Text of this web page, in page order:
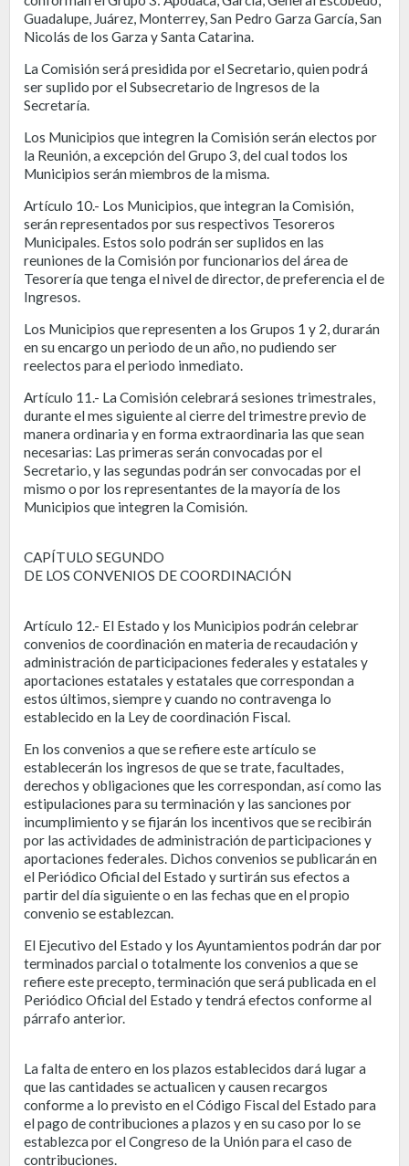
Guadalupe, Juárez, Monterrey, San Pedro Garza García, San
Nicolás de los Garza y Santa Catarina.
La Comisión será presidida por el Secretario, quien podrá
ser suplido por el Subsecretario de Ingresos de la
Secretaría.
Los Municipios que integren la Comisión serán electos por
la Reunión, a excepción del Grupo 3, del cual todos los
Municipios serán miembros de la misma.
Artículo 10.- Los Municipios, que integran la Comisión,
serán representados por sus respectivos Tesoreros
Municipales. Estos solo podrán ser suplidos en las
reuniones de la Comisión por funcionarios del área de
Tesorería que tenga el nivel de director, de preferencia el de
Ingresos.
Los Municipios que representen a los Grupos 1 y 2, durarán
en su encargo un periodo de un año, no pudiendo ser
reelectos para el periodo inmediato.
Artículo 11.- La Comisión celebrará sesiones trimestrales,
durante el mes siguiente al cierre del trimestre previo de
manera ordinaria y en forma extraordinaria las que sean
necesarias: Las primeras serán convocadas por el
Secretario, y las segundas podrán ser convocadas por el
mismo o por los representantes de la mayoría de los
Municipios que integren la Comisión.
CAPÍTULO SEGUNDO
DE LOS CONVENIOS DE COORDINACIÓN
Artículo 12.- El Estado y los Municipios podrán celebrar
convenios de coordinación en materia de recaudación y
administración de participaciones federales y estatales y
aportaciones estatales y estatales que correspondan a
estos últimos, siempre y cuando no contravenga lo
establecido en la Ley de coordinación Fiscal.
En los convenios a que se refiere este artículo se
establecerán los ingresos de que se trate, facultades,
derechos y obligaciones que les correspondan, así como las
estipulaciones para su terminación y las sanciones por
incumplimiento y se fijarán los incentivos que se recibirán
por las actividades de administración de participaciones y
aportaciones federales. Dichos convenios se publicarán en
el Periódico Oficial del Estado y surtirán sus efectos a
partir del día siguiente o en las fechas que en el propio
convenio se establezcan.
El Ejecutivo del Estado y los Ayuntamientos podrán dar por
terminados parcial o totalmente los convenios a que se
refiere este precepto, terminación que será publicada en el
Periódico Oficial del Estado y tendrá efectos conforme al
párrafo anterior.
La falta de entero en los plazos establecidos dará lugar a
que las cantidades se actualicen y causen recargos
conforme a lo previsto en el Código Fiscal del Estado para
el pago de contribuciones a plazos y en su caso por lo se
establezca por el Congreso de la Unión para el caso de
contribuciones.